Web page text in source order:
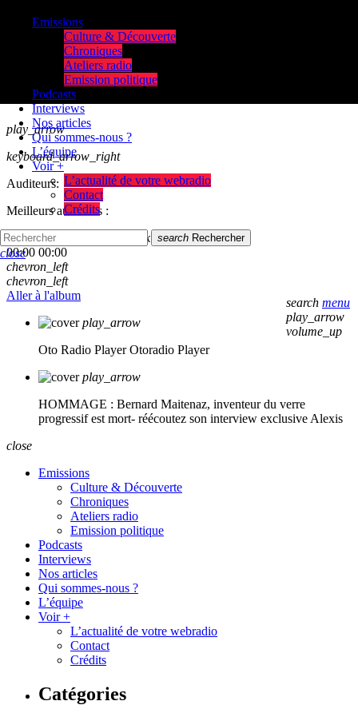
play_arrow
keyboard_arrow_right
Auditeurs:
Meilleurs auditeurs :
skip_previous
skip_next
00:00 00:00
chevron_left
chevron_left
Aller à l'album
play_arrow
Oto Radio Player Otoradio Player
play_arrow
HOMMAGE : Bernard Maitenaz, inventeur du verre
progressif est mort- réécoutez son interview exclusive Alexis
Emissions
Culture & Découverte
Chroniques
Ateliers radio
Emission politique
Podcasts
Interviews
Nos articles
Qui sommes-nous ?
L’équipe
Voir +
L’actualité de votre webradio
Contact
Crédits
search menu
play_arrow
volume_up
search Rechercher
close
close
Emissions
Culture & Découverte
Chroniques
Ateliers radio
Emission politique
Podcasts
Interviews
Nos articles
Qui sommes-nous ?
L’équipe
Voir +
L’actualité de votre webradio
Contact
Crédits
Catégories